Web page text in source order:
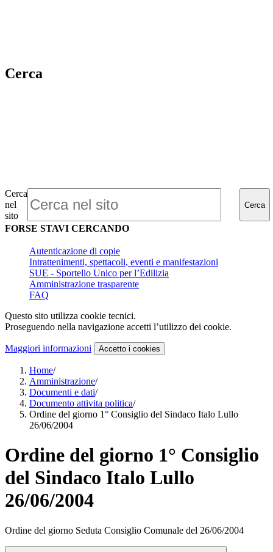
Cerca
Cerca
nel
sito
Cerca
FORSE STAVI CERCANDO
Autenticazione di copie
Intrattenimenti, spettacoli, eventi e manifestazioni
SUE - Sportello Unico per l’Edilizia
Amministrazione trasparente
FAQ
Questo sito utilizza cookie tecnici.
Proseguendo nella navigazione accetti l’utilizzo dei cookie.
Maggiori informazioni Accetto i cookies
Home/
Amministrazione/
Documenti e dati/
Documento attivita politica/
Ordine del giorno 1° Consiglio del Sindaco Italo Lullo
26/06/2004
Ordine del giorno 1° Consiglio
del Sindaco Italo Lullo
26/06/2004
Ordine del giorno Seduta Consiglio Comunale del 26/06/2004